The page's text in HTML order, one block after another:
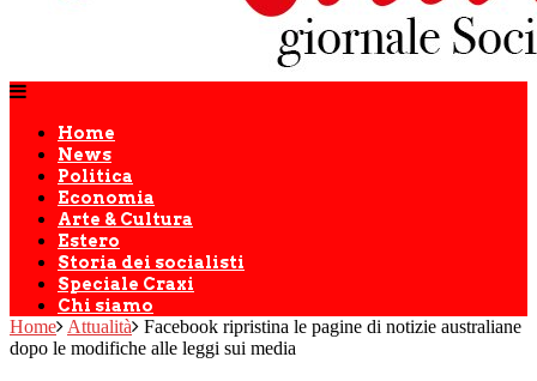
Home
News
Politica
Economia
Arte & Cultura
Estero
Storia dei socialisti
Speciale Craxi
Chi siamo
Home Attualità
Facebook ripristina le pagine di notizie australiane
dopo le modifiche alle leggi sui media